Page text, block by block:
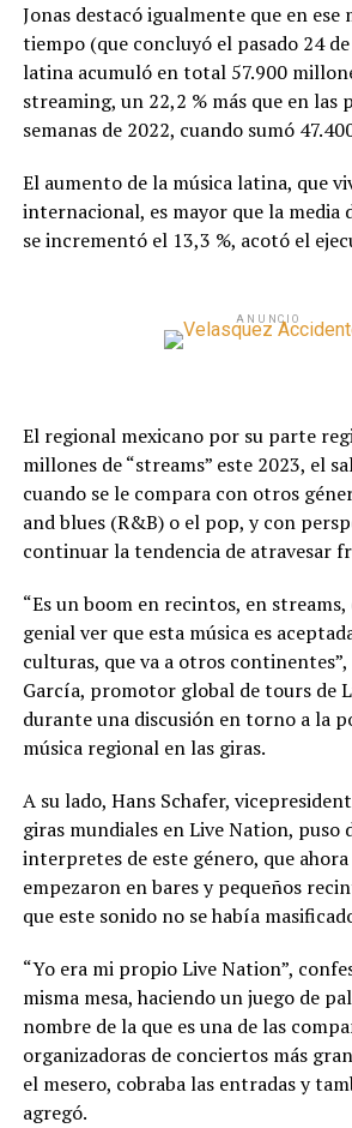
Jonas destacó igualmente que en ese
tiempo (que concluyó el pasado 24
latina acumuló en total 57.900
streaming, un 22,2 % más que en las
semanas de 2022, cuando sumó
El aumento de la música latina, que
internacional, es mayor que la media
se incrementó el 13,3 %, acotó el
ANUNCIO
El regional mexicano por su parte
millones de “streams” este 2023, el
cuando se le compara con otros
and blues (R&B) o el pop, y con
continuar la tendencia de atravesar
“Es un boom en recintos, en streams,
genial ver que esta música es
culturas, que va a otros continentes”,
García, promotor global de tours de
durante una discusión en torno a la
música regional en las giras.
A su lado, Hans Schafer,
giras mundiales en Live Nation, puso
interpretes de este género, que
empezaron en bares y pequeños
que este sonido no se había
“Yo era mi propio Live Nation”,
misma mesa, haciendo un juego de
nombre de la que es una de las
organizadoras de conciertos más
el mesero, cobraba las entradas y
agregó.